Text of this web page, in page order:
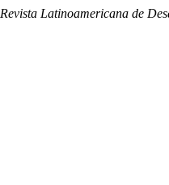
Revista Latinoamericana de